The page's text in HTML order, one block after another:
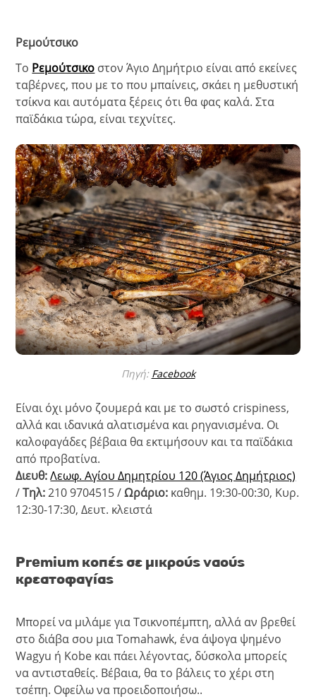
Ρεμούτσικο
Το Ρεμούτσικο στον Άγιο Δημήτριο είναι από εκείνες
ταβέρνες, που με το που μπαίνεις, σκάει η μεθυστική
τσίκνα και αυτόματα ξέρεις ότι θα φας καλά. Στα
παϊδάκια τώρα, είναι τεχνίτες.
Πηγή: Facebook
Είναι όχι μόνο ζουμερά και με το σωστό crispiness,
αλλά και ιδανικά αλατισμένα και ρηγανισμένα. Οι
καλοφαγάδες βέβαια θα εκτιμήσουν και τα παϊδάκια
από προβατίνα.
Διευθ:Λεωφ. Αγίου Δημητρίου 120 (Άγιος Δημήτριος)
/Τηλ:210 9704515 /Ωράριο: καθημ. 19:30-00:30, Κυρ.
12:30-17:30, Δευτ. κλειστά
Premiumκοπές σε μικρούς ναούς
κρεατοφαγίας
Μπορεί να μιλάμε για Τσικνοπέμπτη, αλλά αν βρεθεί
στο διάβα σου μια Tomahawk, ένα άψογα ψημένο
Wagyu ή Kobe και πάει λέγοντας, δύσκολα μπορείς
να αντισταθείς. Βέβαια, θα το βάλεις το χέρι στη
τσέπη. Οφείλω να προειδοποιήσω..